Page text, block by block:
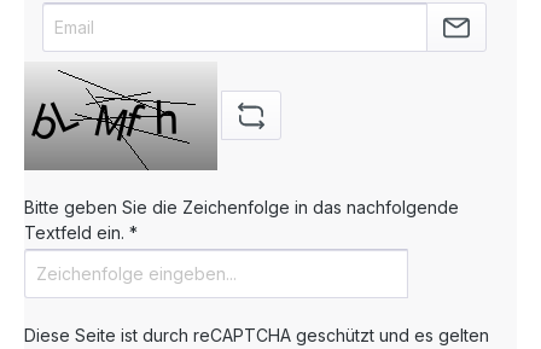
eleganten und umweltfreundlichen Tragetasche
begeistern möchten. Wünschen Sie doch keine
individuelle Bedruckung? In unserem
Tragetaschen Shop finden Sie zahlreiche,
versandfertige Papiertüten unbedruckt oder mit
einem attraktiven Standard-Vordruck. Hier geht es
weiter zum Tragetaschen Shop - bei HUTNER
finden Sie die richtige Verpackungslösung für Ihre
Sie uns einfach und profitieren Sie von unserem
persönlichen und fachkundigen Personal.
Bitte geben Sie die Zeichenfolge in das nachfolgende
Textfeld ein. *
Diese Seite ist durch reCAPTCHA geschützt und es gelten